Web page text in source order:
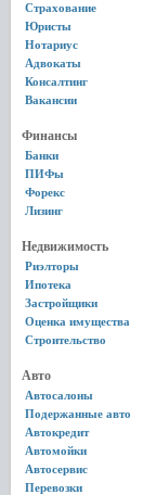
Страхование
Юристы
Нотариус
Адвокаты
Консалтинг
Вакансии
Финансы
Банки
ПИФы
Форекс
Лизинг
Недвижимость
Риэлторы
Ипотека
Застройщики
Оценка имущества
Строительство
Авто
Автосалоны
Подержанные авто
Автокредит
Автомойки
Автосервис
Перевозки